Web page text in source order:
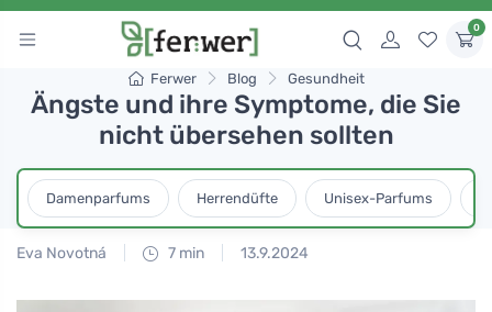
0
Ferwer Blog Gesundheit
Ängste und ihre Symptome, die Sie
nicht übersehen sollten
Damenparfums Herrendüfte Unisex-Parfums
Eva Novotná 7 min 13.9.2024